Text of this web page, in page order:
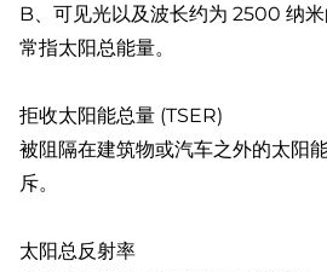
B、可见光以及波长约为 2500 纳
常指太阳总能量。
拒收太阳能总量 (TSER)
被阻隔在建筑物或汽车之外的太阳
斥。
太阳总反射率